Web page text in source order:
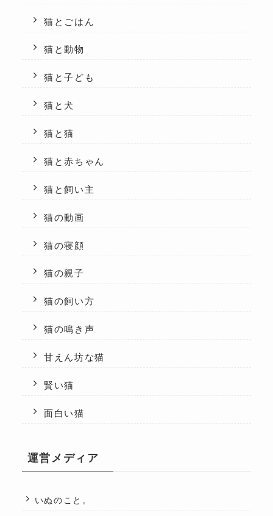
猫とごはん
猫と動物
猫と子ども
猫と犬
猫と猫
猫と赤ちゃん
猫と飼い主
猫の動画
猫の寝顔
猫の親子
猫の飼い方
猫の鳴き声
甘えん坊な猫
賢い猫
面白い猫
運営メディア
いぬのこと。